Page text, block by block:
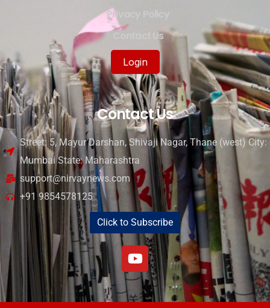
Privacy Policy
Contact Us
Login
Contact Us
Street: 5, Mayur Darshan, Shivaji Nagar, Thane (west) City:
Mumbai State: Maharashtra
support@nirvaynews.com
+91 9854578125
Click to Subscribe